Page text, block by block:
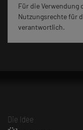
Für die Verwendung
Nutzungsrechte für
verantwortlich.
Die Idee